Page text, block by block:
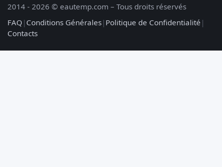
2014 - 2026 © eautemp.com – Tous droits réservés
FAQ | Conditions Générales| Politique de Confidentialité |
Contacts